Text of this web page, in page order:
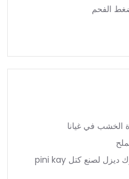
الفحم
الخشب في غيانا
ماكينة ضغط نشارة الخشب بمحرك ديزل لصنع كتل pini kay